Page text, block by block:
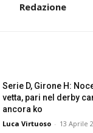
Redazione
Serie D, Girone H:
vetta, pari nel derby
ancora ko
Luca Virtuoso - 13 Aprile